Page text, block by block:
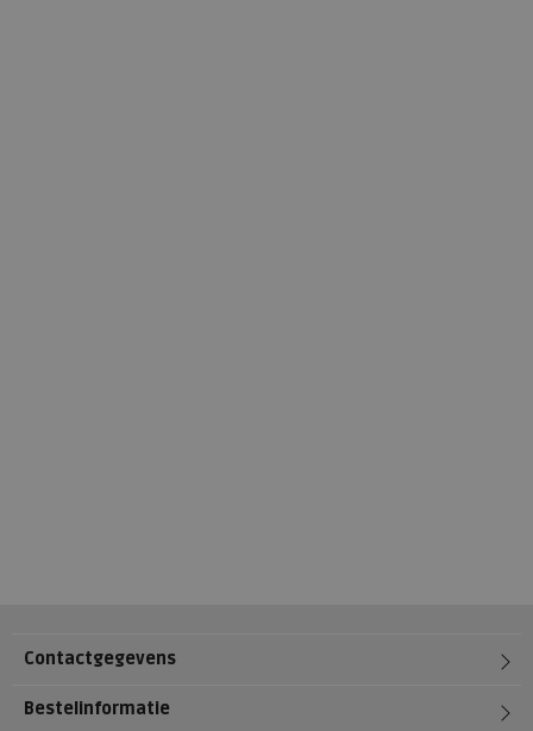
Contactgegevens
Bestelinformatie